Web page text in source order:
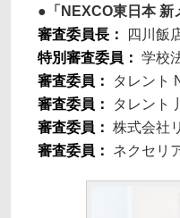
「NEXCO東日本
審査委員長：
四川飯
特別審査委員： 学校
審査委員：
タレント
審査委員：
タレント
審査委員： 株式会社
審査委員： ネクセリ